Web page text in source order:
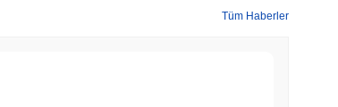
Tüm Haberler